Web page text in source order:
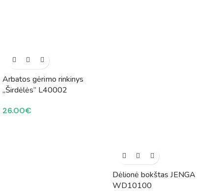
Arbatos gėrimo rinkinys
„Širdėlės” L40002
26.00€
Dėlionė bokštas JENGA
WD10100